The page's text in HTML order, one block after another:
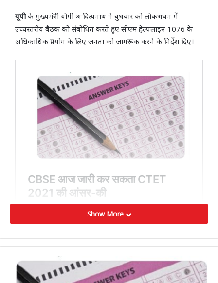
यूपीके मुख्यमंत्री योगी आदित्यनाथ ने बुधवार को लोकभवन में
उच्चस्तरीय बैठक को संबोधित करते हुए सीएम हेल्पलाइन 1076 के
अधिकाधिक प्रयोग के लिए जनता को जागरूक करने के निर्देश दिए।
Show More